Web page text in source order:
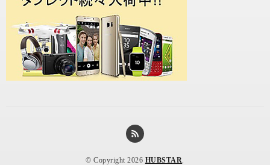
© Copyright 2026 HUBSTAR.